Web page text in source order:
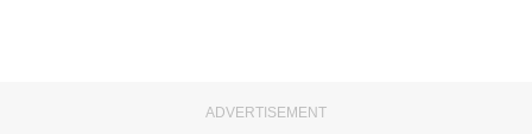
ADVERTISEMENT